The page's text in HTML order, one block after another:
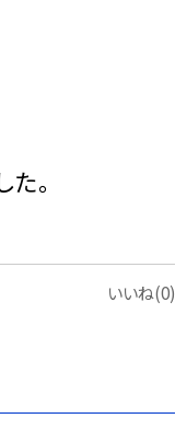
。
いいね(0)